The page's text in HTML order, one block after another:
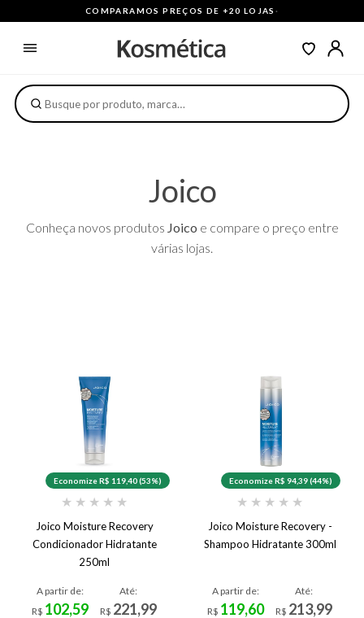
COMPARAMOS PREÇOS DE +20 LOJAS ·
Joico
Conheça novos produtos Joico e compare o preço entre
várias lojas.
Economize R$ 119,40 (53%)
★ ★ ★ ★ ★
Joico Moisture Recovery
Condicionador Hidratante
250ml
A partir de:
R$ 102,59
Até:
R$ 221,99
Economize R$ 94,39 (44%)
★ ★ ★ ★ ★
Joico Moisture Recovery -
Shampoo Hidratante 300ml
A partir de:
R$ 119,60
Até:
R$ 213,99